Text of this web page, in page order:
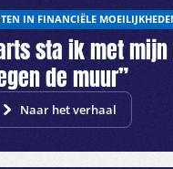
IN FINANCIËLE
sta ik met
de muur”
Naar het verhaal